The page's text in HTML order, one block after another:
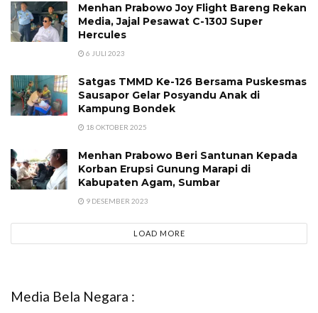
Menhan Prabowo Joy Flight Bareng Rekan
Media, Jajal Pesawat C-130J Super
Hercules
6 JULI 2023
Satgas TMMD Ke-126 Bersama Puskesmas
Sausapor Gelar Posyandu Anak di
Kampung Bondek
18 OKTOBER 2025
Menhan Prabowo Beri Santunan Kepada
Korban Erupsi Gunung Marapi di
Kabupaten Agam, Sumbar
9 DESEMBER 2023
LOAD MORE
Media Bela Negara :